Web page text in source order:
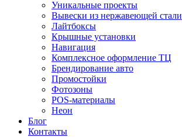
Уникальные проекты
Вывески из нержавеющей стали
Лайтбоксы
Крышные установки
Навигация
Комплексное оформление ТЦ
Брендирование авто
Промостойки
Фотозоны
POS-материалы
Неон
Блог
Контакты